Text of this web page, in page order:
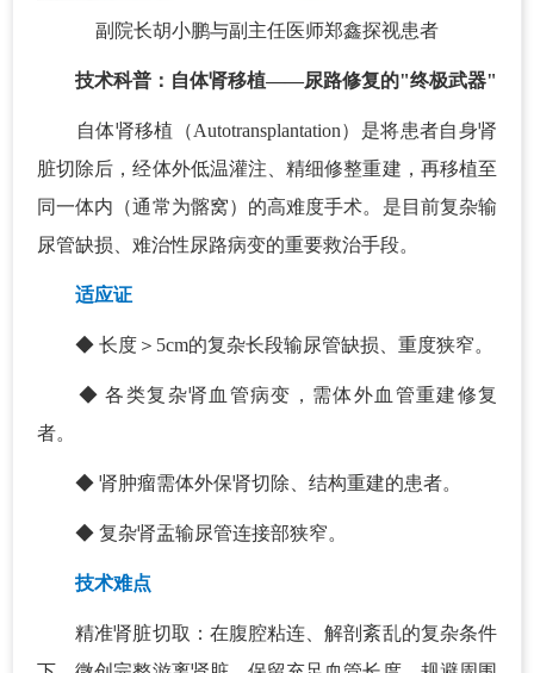
副院长胡小鹏与副主任医师郑鑫探视患者
技术科普：自体肾移植——尿路修复的"终极武器"
自体肾移植（Autotransplantation）是将患者自身肾
脏切除后，经体外低温灌注、精细修整重建，再移植至
同一体内（通常为髂窝）的高难度手术。是目前复杂输
尿管缺损、难治性尿路病变的重要救治手段。
适应证
◆ 长度＞5cm的复杂长段输尿管缺损、重度狭窄。
◆ 各类复杂肾血管病变，需体外血管重建修复
者。
◆ 肾肿瘤需体外保肾切除、结构重建的患者。
◆ 复杂肾盂输尿管连接部狭窄。
技术难点
精准肾脏切取：在腹腔粘连、解剖紊乱的复杂条件